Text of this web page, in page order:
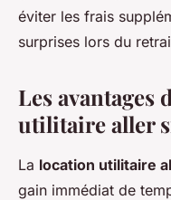
éviter les frais
surprises lors du
Les avantages
utilitaire aller
La location utilitaire
gain immédiat de